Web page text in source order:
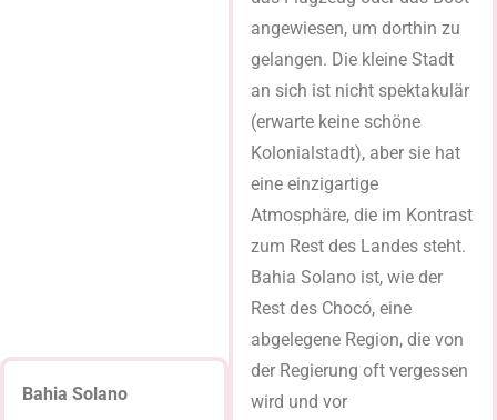
Bahia Solano
angewiesen, um dorthin zu
gelangen. Die kleine Stadt
an sich ist nicht spektakulär
(erwarte keine schöne
Kolonialstadt), aber sie hat
eine einzigartige
Atmosphäre, die im Kontrast
zum Rest des Landes steht.
Bahia Solano ist, wie der
Rest des Chocó, eine
abgelegene Region, die von
der Regierung oft vergessen
wird und vor